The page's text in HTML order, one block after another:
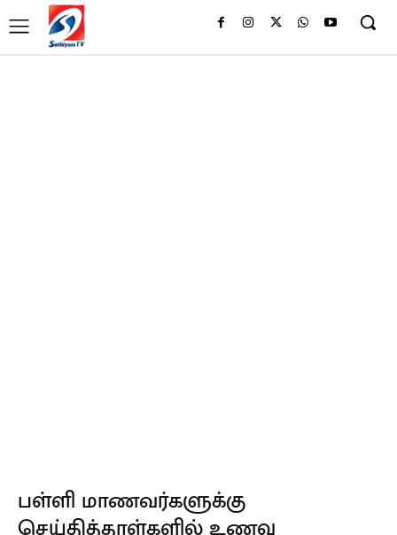
பள்ளி மாணவர்களுக்கு